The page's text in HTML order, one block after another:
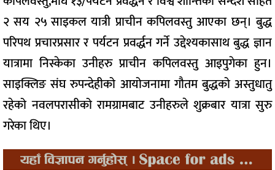
२ सय २५ साइकल यात्री प्राचीन कपिलवस्तु आएका छन्। बुद्ध
परिपथ प्रचारप्रसार र पर्यटन प्रवर्द्धन गर्ने उद्देश्यकासाथ बुद्ध ज्ञान
यात्रामा निस्केका उनीहरु प्राचीन कपिलवस्तु आइपुगेका हुन।
साइक्लिङ संघ रुपन्देहीको आयोजनामा गौतम बुद्धको अस्तुधातु
रहेको नवलपरासीको रामग्रामबाट उनीहरुले शुक्रबार यात्रा सुरु
गरेका थिए।